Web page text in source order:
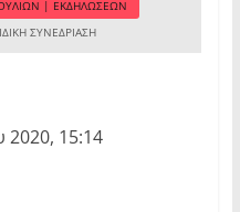
| ΕΚΔΗΛΩΣΕΩΝ
ΣΥΝΕΔΡΙΑΣΗ
2020, 15:14